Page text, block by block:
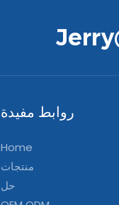
روابط مفيدة
Home
منتجات
حل